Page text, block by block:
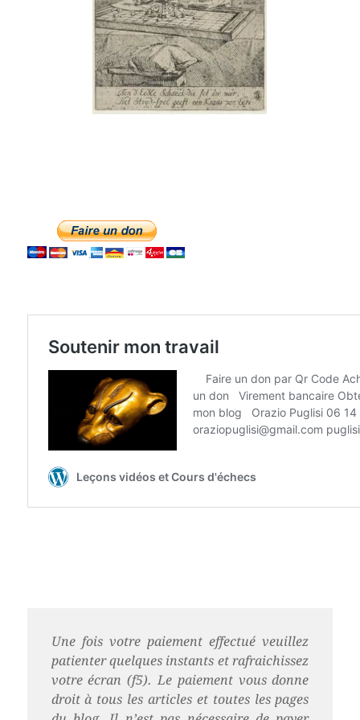
Une fois votre paiement effectué veuillez
patienter quelques instants et rafraichissez
votre écran (f5). Le paiement vous donne
droit à tous les articles et toutes les pages